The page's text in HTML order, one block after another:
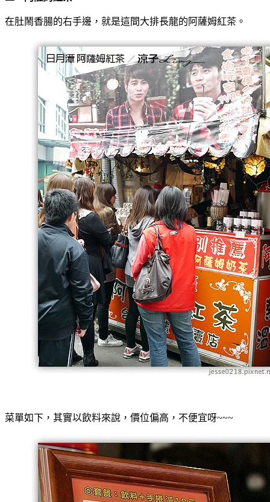
在肚鬧香腸的右手邊，就是這間大排長龍的阿薩姆紅茶。
菜單如下，其實以飲料來說，價位偏高，不便宜呀~~~